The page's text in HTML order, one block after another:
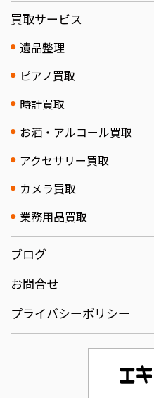
買取サービス
遺品整理
ピアノ買取
時計買取
お酒・アルコール買取
アクセサリー買取
カメラ買取
業務用品買取
ブログ
お問合せ
プライバシーポリシー